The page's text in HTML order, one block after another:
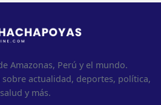
Amazonas, Perú y el mundo.
actualidad, deportes, política,
salud y más.